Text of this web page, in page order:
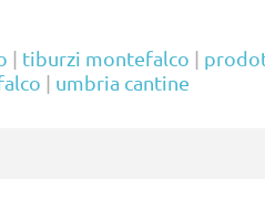
| tiburzi montefalco |
| umbria cantine